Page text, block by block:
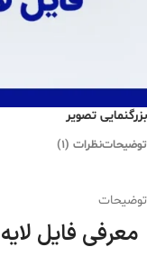
بزرگنمایی تصویر
توضیحاتنظرات (1)
توضیحات
معرفی فایل